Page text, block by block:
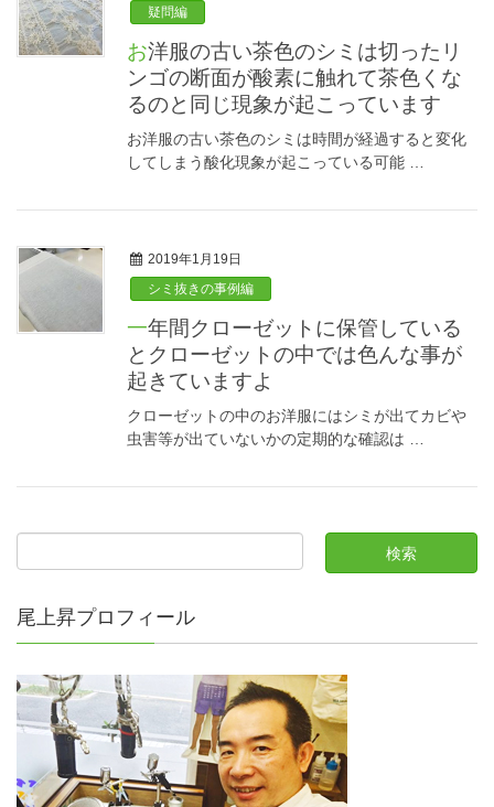
疑問編
お洋服の古い茶色のシミは切ったリ
ンゴの断面が酸素に触れて茶色くな
るのと同じ現象が起こっています
お洋服の古い茶色のシミは時間が経過すると変化
してしまう酸化現象が起こっている可能 …
2019年1月19日
シミ抜きの事例編
一年間クローゼットに保管している
とクローゼットの中では色んな事が
起きていますよ
クローゼットの中のお洋服にはシミが出てカビや
虫害等が出ていないかの定期的な確認は …
尾上昇プロフィール